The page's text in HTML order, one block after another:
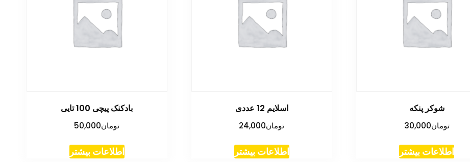
شوکر پنکه
تومان30,000
اطلاعات بیشتر
اسلایم 12 عددی
تومان24,000
اطلاعات بیشتر
بادکنک پیچی 100 تایی
تومان50,000
اطلاعات بیشتر